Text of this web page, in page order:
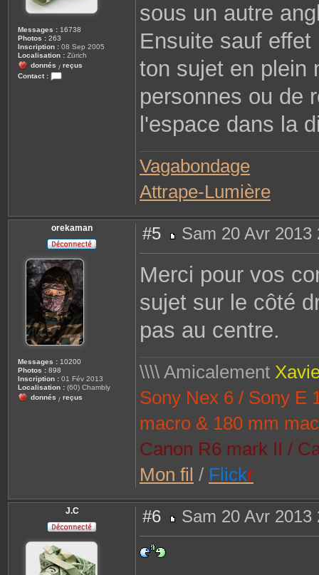
Messages : 16738
Photos : 263
Inscription : 08 Sep 2005
Localisation : Zürich
donnés / reçus
Contact :
sous un autre
Ensuite sauf
ton sujet en plein
personnes ou de
l'espace dans la
Vagabondage
Attrape-Lumière
orekaman
Messages : 10200
Photos : 898
Inscription : 01 Fév 2013
Localisation : (60) Chambly
donnés / reçus
#5
e
s
a
Sam 20 Avr 2013
Merci pour vos
sujet sur le côté
pas au centre.
\\\\ Amicalement
Sony Nex 6 / Sony E
macro & 180 mm
Canon R6 mark II /
Mon fil / Flickr
J.C #6
e
Sam 20 Avr 2013